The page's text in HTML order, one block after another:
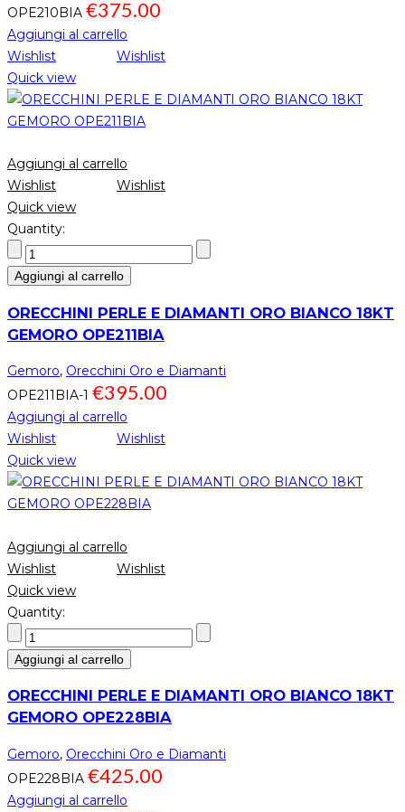
OPE210BIA €375.00
Aggiungi al carrello
Wishlist
Wishlist
Quick view
Aggiungi al carrello
Wishlist
Wishlist
Quick view
Quantity:
Aggiungi al carrello
ORECCHINI PERLE E DIAMANTI ORO BIANCO 18KT
GEMORO OPE211BIA
Gemoro, Orecchini Oro e Diamanti
OPE211BIA-1 €395.00
Aggiungi al carrello
Wishlist
Wishlist
Quick view
Aggiungi al carrello
Wishlist
Wishlist
Quick view
Quantity:
Aggiungi al carrello
ORECCHINI PERLE E DIAMANTI ORO BIANCO 18KT
GEMORO OPE228BIA
Gemoro, Orecchini Oro e Diamanti
OPE228BIA €425.00
Aggiungi al carrello